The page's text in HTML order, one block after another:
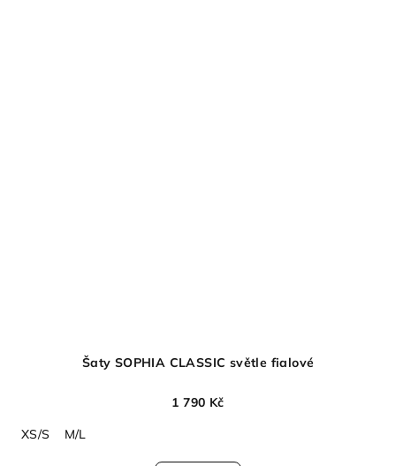
Šaty SOPHIA CLASSIC světle fialové
1 790 Kč
XS/S
M/L